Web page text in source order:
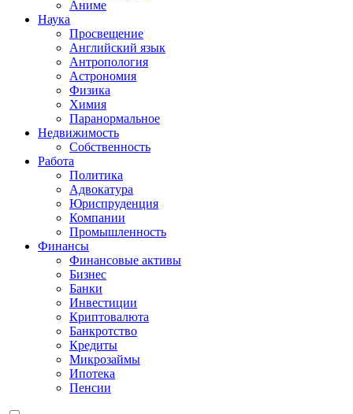
Аниме
Наука
Просвещение
Английский язык
Антропология
Астрономия
Физика
Химия
Паранормальное
Недвижимость
Собственность
Работа
Политика
Адвокатура
Юриспруденция
Компании
Промышленность
Финансы
Финансовые активы
Бизнес
Банки
Инвестиции
Криптовалюта
Банкротство
Кредиты
Микрозаймы
Ипотека
Пенсии